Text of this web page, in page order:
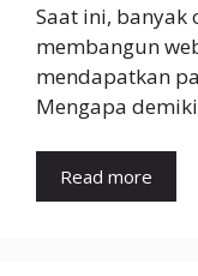
Saat ini,
membangun
mendapatkan
Mengapa
Read more